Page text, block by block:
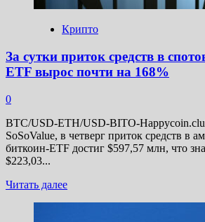
Крипто
За сутки приток средств в
ETF вырос почти на 168%
0
BTC/USD-ETH/USD-BITO-
SoSoValue, в четверг приток средств в
биткоин-ETF достиг $597,57 млн, что
$223,03...
Читать далееПрочитать